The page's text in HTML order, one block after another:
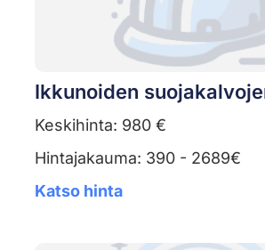
Ikkunoiden
Keskihinta: 980 €
Hintajakauma: 390 - 2689€
Katso hinta